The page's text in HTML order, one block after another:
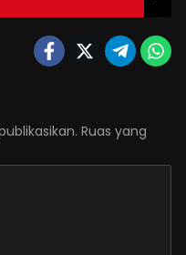
Ruas yang